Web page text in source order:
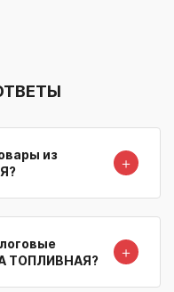
из
＋
ТОПЛИВНАЯ?
＋